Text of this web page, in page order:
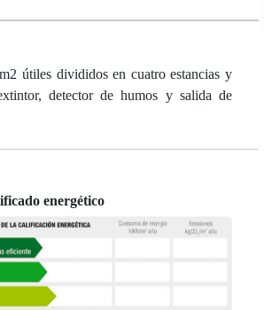
útiles divididos en cuatro estancias y
detector de humos y salida de
energético